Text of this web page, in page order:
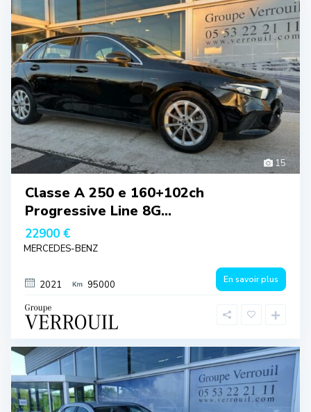
15
Classe A 250 e 160+102ch
Progressive Line 8G...
22900 €
MERCEDES-BENZ
2021 95000 En savoir plus